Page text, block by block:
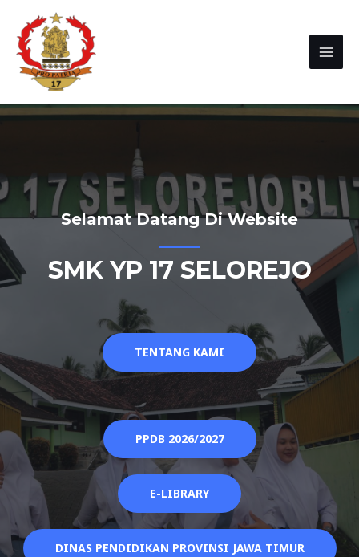
Selamat Datang Di Website
SMK YP 17 SELOREJO
TENTANG KAMI
PPDB 2026/2027
E-LIBRARY
DINAS PENDIDIKAN PROVINSI JAWA TIMUR